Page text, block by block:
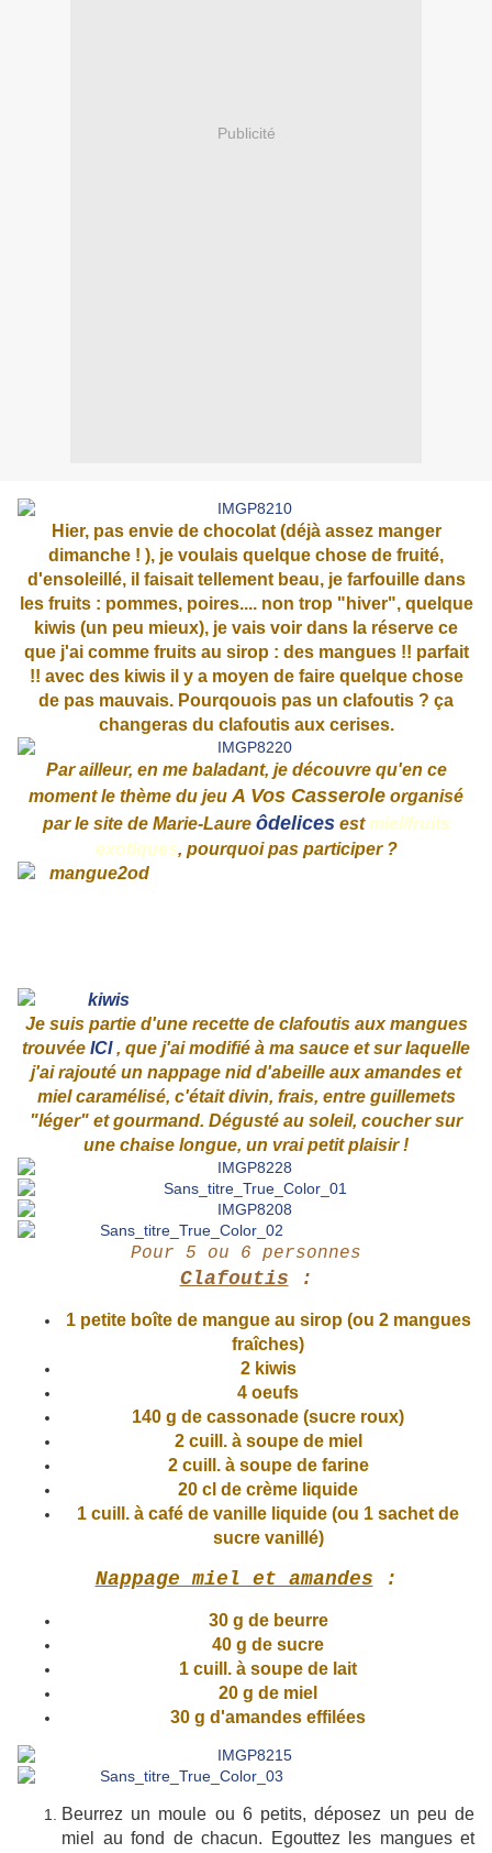
Publicité
Hier, pas envie de chocolat (déjà assez manger
dimanche ! ), je voulais quelque chose de fruité,
d'ensoleillé, il faisait tellement beau, je farfouille dans
les fruits : pommes, poires.... non trop "hiver", quelque
kiwis (un peu mieux), je vais voir dans la réserve ce
que j'ai comme fruits au sirop : des mangues !! parfait
!! avec des kiwis il y a moyen de faire quelque chose
de pas mauvais. Pourqouois pas un clafoutis ? ça
changeras du clafoutis aux cerises.
Par ailleur, en me baladant, je découvre qu'en ce
moment le thème du jeu A Vos Casserole organisé
par le site de Marie-Laure ôdelicesest miel/fruits
exotiques, pourquoi pas participer ?
Je suis partie d'une recette de clafoutis aux mangues
trouvée ICI , que j'ai modifié à ma sauce et sur laquelle
j'ai rajouté un nappage nid d'abeille aux amandes et
miel caramélisé, c'était divin, frais, entre guillemets
"léger" et gourmand. Dégusté au soleil, coucher sur
une chaise longue, un vrai petit plaisir !
Pour 5 ou 6 personnes
Clafoutis :
1 petite boîte de mangue au sirop (ou 2 mangues
fraîches)
2 kiwis
4 oeufs
140 g de cassonade (sucre roux)
2 cuill. à soupe de miel
2 cuill. à soupe de farine
20 cl de crème liquide
1 cuill. à café de vanille liquide (ou 1 sachet de
sucre vanillé)
Nappage miel et amandes :
30 g de beurre
40 g de sucre
1 cuill. à soupe de lait
20 g de miel
30 g d'amandes effilées
Beurrez un moule ou 6 petits, déposez un peu de
miel au fond de chacun. Egouttez les mangues et